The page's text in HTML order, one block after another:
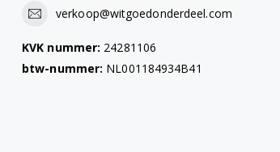
verkoop@witgoedonderdeel.com
KVK nummer: 24281106
btw-nummer: NL001184934B41